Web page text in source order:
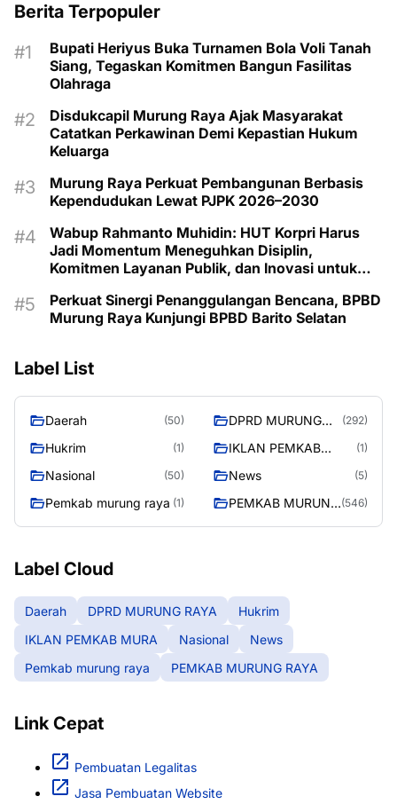
Berita Terpopuler
Bupati Heriyus Buka Turnamen Bola Voli Tanah
Siang, Tegaskan Komitmen Bangun Fasilitas
Olahraga
Disdukcapil Murung Raya Ajak Masyarakat
Catatkan Perkawinan Demi Kepastian Hukum
Keluarga
Murung Raya Perkuat Pembangunan Berbasis
Kependudukan Lewat PJPK 2026–2030
Wabup Rahmanto Muhidin: HUT Korpri Harus
Jadi Momentum Meneguhkan Disiplin,
Komitmen Layanan Publik, dan Inovasi untuk
Perkuat Sinergi Penanggulangan Bencana, BPBD
Murung Raya Kunjungi BPBD Barito Selatan
Label List
Daerah (50)
DPRD MURUNG
(292)
Hukrim (1)
IKLAN PEMKAB
(1)
Nasional (50) News (5)
Pemkab murung raya (1)
PEMKAB MURUNG (546)
Label Cloud
Daerah DPRD MURUNG RAYA
Hukrim
IKLAN PEMKAB MURA
Nasional
News
Pemkab murung raya
PEMKAB MURUNG RAYA
Link Cepat
Pembuatan Legalitas
Jasa Pembuatan Website